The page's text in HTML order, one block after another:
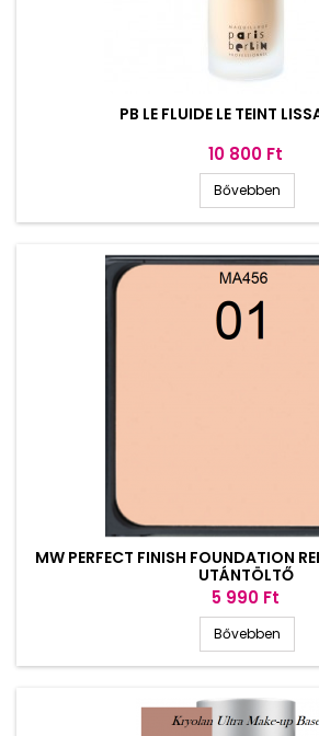
PB LE FLUIDE LE TEINT
Ár
10 800 Ft
Bővebben
MW PERFECT FINISH FOUNDATION
UTÁNTÖLTŐ
Ár
5 990 Ft
Bővebben